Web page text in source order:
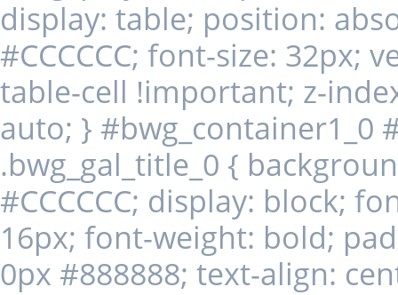
display: table; position:
#CCCCCC; font-size: 32px;
table-cell !important; z-
auto; } #bwg_container1_0
.bwg_gal_title_0 {
#CCCCCC; display: block;
16px; font-weight: bold;
0px #888888; text-align: